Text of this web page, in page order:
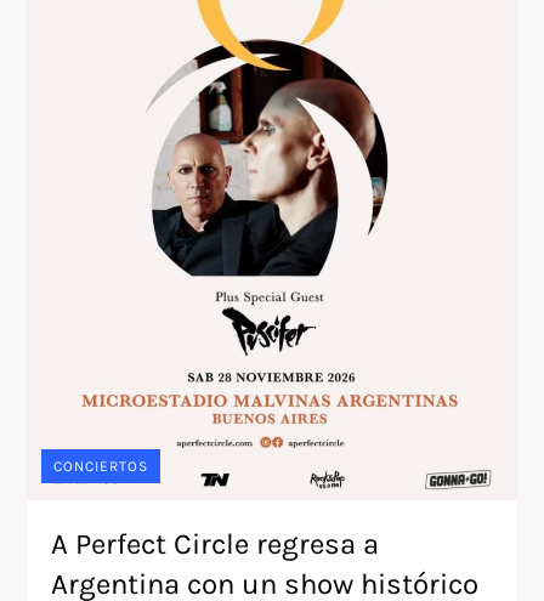
CONCIERTOS
A Perfect Circle regresa a
Argentina con un show histórico